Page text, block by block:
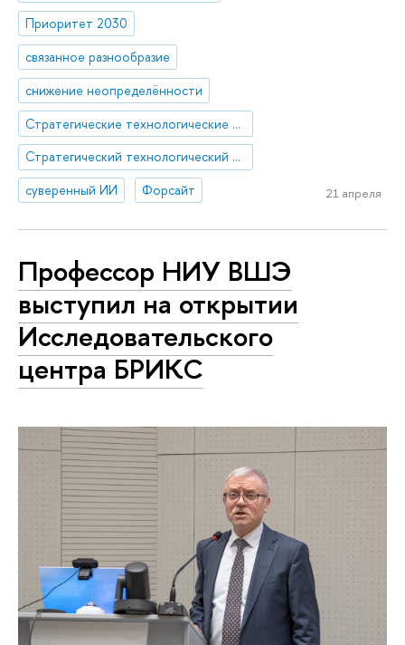
Приоритет 2030
связанное разнообразие
снижение неопределённости
Стратегические технологические проекты
Стратегический технологический проект «Национальный центр социально-экономического и научно-технологического прогнозирования»
суверенный ИИ
Форсайт 21 апреля
Профессор НИУ ВШЭ
выступил на открытии
Исследовательского
центра БРИКС